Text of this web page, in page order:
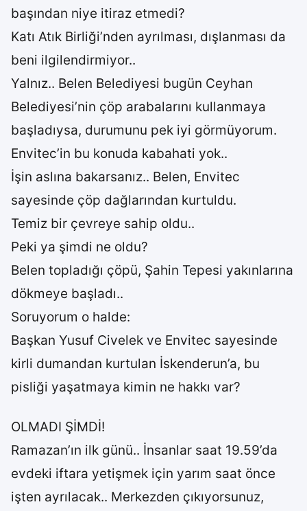
başından niye itiraz etmedi?
Katı Atık Birliği’nden ayrılması, dışlanması da
beni ilgilendirmiyor..
Yalnız.. Belen Belediyesi bugün Ceyhan
Belediyesi’nin çöp arabalarını kullanmaya
başladıysa, durumunu pek iyi görmüyorum.
Envitec’in bu konuda kabahati yok..
İşin aslına bakarsanız.. Belen, Envitec
sayesinde çöp dağlarından kurtuldu.
Temiz bir çevreye sahip oldu..
Peki ya şimdi ne oldu?
Belen topladığı çöpü, Şahin Tepesi yakınlarına
dökmeye başladı..
Soruyorum o halde:
Başkan Yusuf Civelek ve Envitec sayesinde
kirli dumandan kurtulan İskenderun’a, bu
pisliği yaşatmaya kimin ne hakkı var?
OLMADI ŞİMDİ!
Ramazan’ın ilk günü.. İnsanlar saat 19.59’da
evdeki iftara yetişmek için yarım saat önce
işten ayrılacak.. Merkezden çıkıyorsunuz,